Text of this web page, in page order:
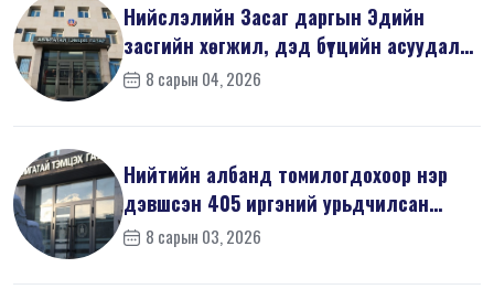
Нийслэлийн Засаг даргын Эдийн
засгийн хөгжил, дэд бүтцийн асуудал
хари...
8 сарын 04, 2026
Нийтийн албанд томилогдохоор нэр
дэвшсэн 405 иргэний урьдчилсан
мэдүүл...
8 сарын 03, 2026